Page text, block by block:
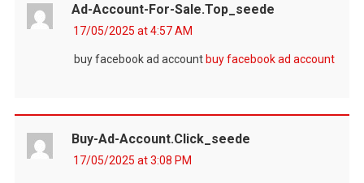
Ad-Account-For-Sale.top_seede
17/05/2025 at 4:57 AM
buy facebook ad account buy facebook ad account
Buy-Ad-Account.click_seede
17/05/2025 at 3:08 PM